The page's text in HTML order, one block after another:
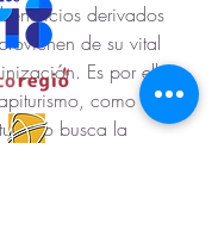
derivados
de su vital
Es por ello
como
busca la